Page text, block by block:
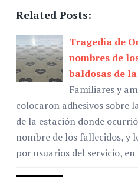
Related Posts:
Tragedia de
nombres de
baldosas de
Familiares y
colocaron adhesivos sobre
de la estación donde
nombre de los fallecidos, y
por usuarios del servicio,